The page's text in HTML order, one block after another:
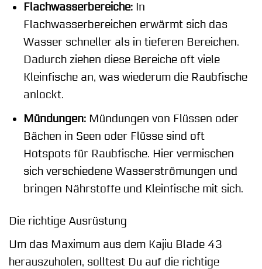
Flachwasserbereiche:In
Flachwasserbereichen erwärmt sich das
Wasser schneller als in tieferen Bereichen.
Dadurch ziehen diese Bereiche oft viele
Kleinfische an, was wiederum die Raubfische
anlockt.
Mündungen:Mündungen von Flüssen oder
Bächen in Seen oder Flüsse sind oft
Hotspots für Raubfische. Hier vermischen
sich verschiedene Wasserströmungen und
bringen Nährstoffe und Kleinfische mit sich.
Die richtige Ausrüstung
Um das Maximum aus dem Kajiu Blade 43
herauszuholen, solltest Du auf die richtige